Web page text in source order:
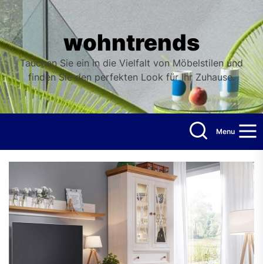
Skip
to
the
content
wohntrends
Tauchen Sie ein in die Vielfalt von Möbelstilen und
finden Sie den perfekten Look für Ihr Zuhause.
Menu